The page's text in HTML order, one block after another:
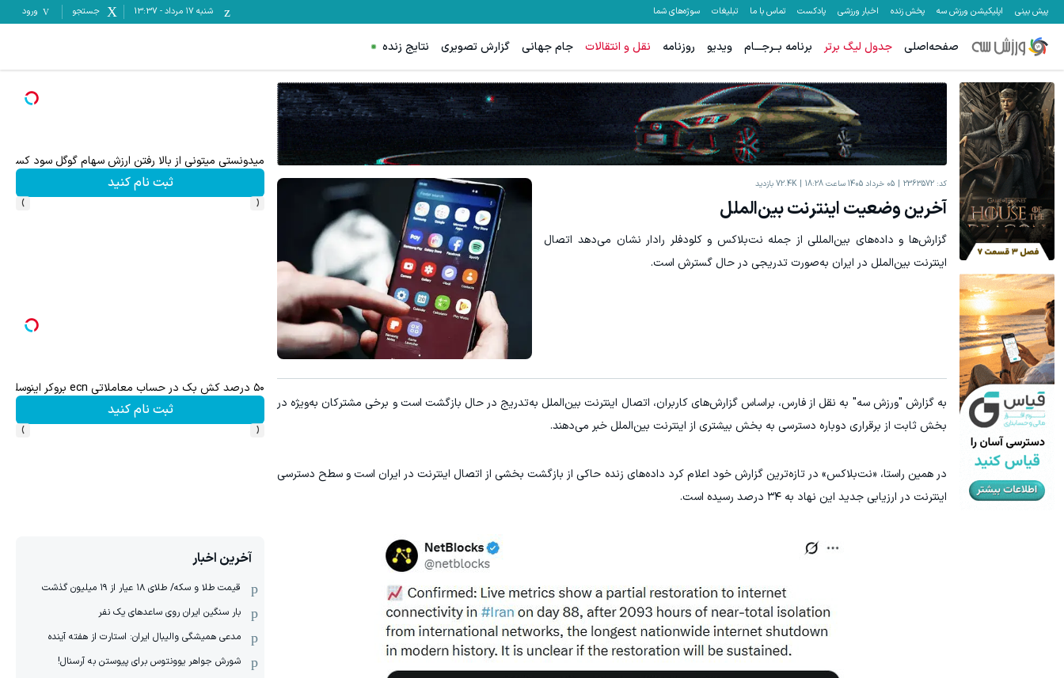
پیش بینی اپلیکیشن ورزش سه پخش زنده اخبار ورزشی پادکست تماس با ما تبلیغات سوژه‌های شما شنبه ۱۷ مرداد -
13:37 جستجو ورود
صفحه‌اصلی جدول لیگ برتر برنامه بــرجـــام ویدیو روزنامه نقل و انتقالات جام جهانی گزارش تصویری نتایج زنده
کد: 2363572 05 خرداد 1405 ساعت 18:28 72.4K بازدید
آخرین وضعیت اینترنت بین‌الملل
گزارش‌ها و داده‌های بین‌المللی از جمله نت‌بلاکس و کلودفلر رادار نشان می‌دهد اتصال
اینترنت بین‌الملل در ایران به‌صورت تدریجی در حال گسترش است.
به گزارش "ورزش سه" به نقل از فارس، براساس گزارش‌های کاربران، اتصال اینترنت بین‌الملل به‌تدریج در حال بازگشت است و برخی مشترکان به‌ویژه در
بخش ثابت از برقراری دوباره دسترسی به بخش بیشتری از اینترنت بین‌الملل خبر می‌دهند.
در همین راستا، «نت‌بلاکس» در تازه‌ترین گزارش خود اعلام کرد داده‌های زنده حاکی از بازگشت بخشی از اتصال اینترنت در ایران است و سطح دسترسی
اینترنت در ارزیابی جدید این نهاد به ۳۴ درصد رسیده است.
میدونستی میتونی از بالا رفتن ارزش سهام گوگل سود کسب کنی؟
ثبت نام کنید
معاملات فارکس اسپرد از صفر و تا ۵۰۰ دلار بونوس هنوز 50 تتر رو دریافت نکردی؟ | رایگان ثبت نام کن و رایگان شروع کن!
دریافت 50 تتر !
ترید EURUSD با اسپرد از صفر پیپ
ثبت نام کنید
‹
›
۵۰ درصد کش بک در حساب معاملاتی ecn بروکر اینوسلو
ثبت نام کنید کلیک کن! ثبت نام کنید
معاملات جهانی طلا با اسپرد صفر و تا ۵۰۰ دلار بونوس
ثبت نام کنید
‹
›
آخرین اخبار
قیمت طلا و سکه/ طلای ۱۸ عیار از ۱۹ میلیون گذشت
بار سنگین ایران روی ساعدهای یک نفر
مدعی همیشگی والیبال ایران: استارت از هفته آینده
شورش جواهر یوونتوس برای پیوستن به آرسنال!